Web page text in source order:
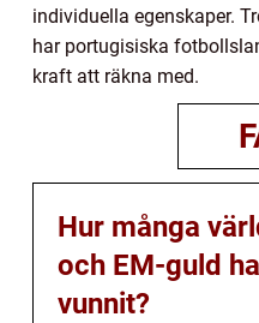
individuella egenskaper.
har portugisiska
kraft att räkna med.
Hur många
och EM-guld
vunnit?